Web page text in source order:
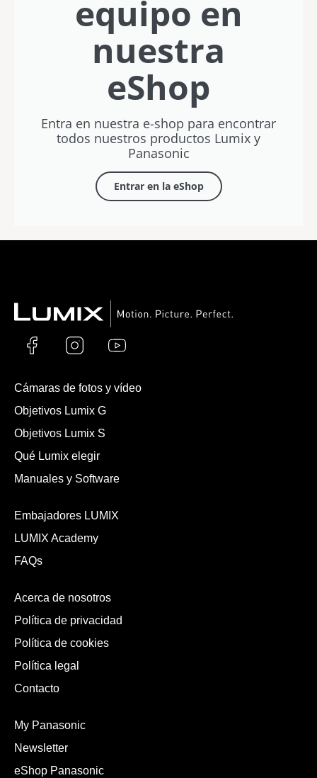
equipo en
nuestra
eShop
Entra en nuestra e-shop para encontrar
todos nuestros productos Lumix y
Panasonic
Entrar en la eShop
Cámaras de fotos y vídeo
Objetivos Lumix G
Objetivos Lumix S
Qué Lumix elegir
Manuales y Software
Embajadores LUMIX
LUMIX Academy
FAQs
Acerca de nosotros
Política de privacidad
Política de cookies
Política legal
Contacto
My Panasonic
Newsletter
eShop Panasonic